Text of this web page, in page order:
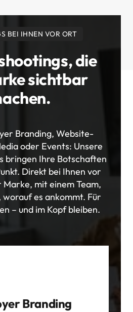
BEI IHNEN VOR ORT
die
sichtbar
Branding, Website-
oder Events: Unsere
bringen Ihre Botschaften
Direkt bei Ihnen vor
mit einem Team,
worauf es ankommt. Für
– und im Kopf bleiben.
Branding